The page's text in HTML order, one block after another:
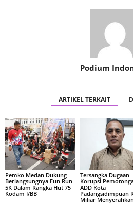
Podium
ARTIKEL TERKAIT
Pemko Medan Dukung
Berlangsungnya Fun Run
5K Dalam Rangka Hut 75
Kodam I/BB
Tersangka Dugaan
Korupsi
ADD Kota
Padangsidimpuan
Miliar